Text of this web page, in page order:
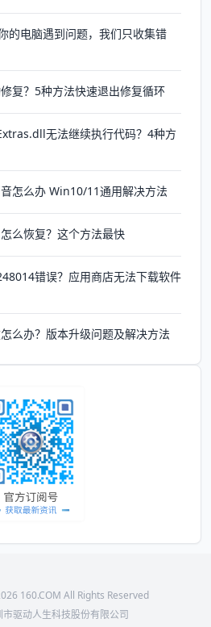
的电脑遇到问题，我们只收集错
复？5种方法快速退出修复循环
无法继续执行代码？4种方
怎么办 Win10/11通用解决方法
么恢复？这个方法最快
错误？应用商店无法下载软件
么办？版本升级问题及解决方法
160.COM All Rights Reserved
驱动人生科技股份有限公司